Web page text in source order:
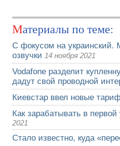
Материалы по теме:
С фокусом на украинский.
озвучки 14 ноября 2021
Vodafone разделит
дадут свой проводной
Киевстар ввел новые
Как зарабатывать в
2021
Стало известно, куда